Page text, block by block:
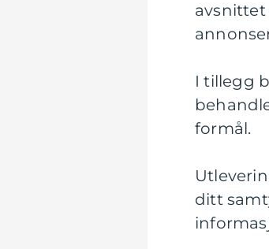
avsnittet
I tillegg
formål.
ditt